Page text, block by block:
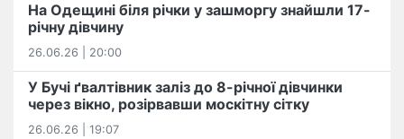
На Одещині біля річки у зашморгу знайшли 17-
річну дівчину
26.06.26 | 20:00
У Бучі ґвалтівник заліз до 8-річної дівчинки
через вікно, розірвавши москітну сітку
26.06.26 | 19:07